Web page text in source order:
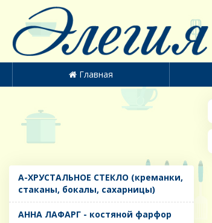
Главная
A-ХРУСТАЛЬНОЕ СТЕКЛО (креманки,
стаканы, бокалы, сахарницы)
AHHA ЛАФАРГ - костяной фарфор